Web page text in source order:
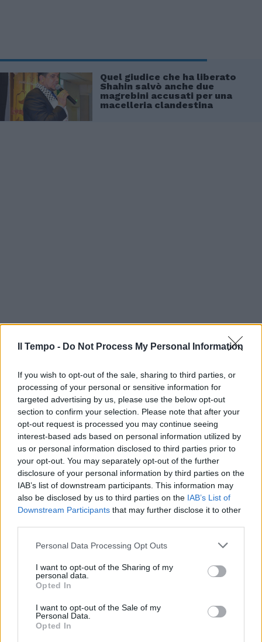
Il Tempo - Do Not Process My Personal Information
If you wish to opt-out of the sale, sharing to third parties, or
processing of your personal or sensitive information for
targeted advertising by us, please use the below opt-out
section to confirm your selection. Please note that after your
opt-out request is processed you may continue seeing
interest-based ads based on personal information utilized by
us or personal information disclosed to third parties prior to
your opt-out. You may separately opt-out of the further
disclosure of your personal information by third parties on the
IAB’s list of downstream participants. This information may
also be disclosed by us to third parties on the IAB’s List of
Downstream Participants that may further disclose it to other
Personal Data Processing Opt Outs
I want to opt-out of the Sharing of my
personal data.
Opted In
I want to opt-out of the Sale of my
Personal Data.
Opted In
Quel giudice che ha liberato
Shahin salvò anche due
magrebini accusati per una
macelleria clandestina